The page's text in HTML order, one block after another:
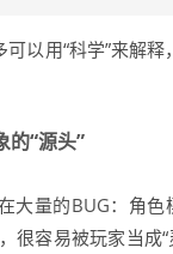
以用“科学”来解
的“源头”
大量的BUG：角
容易被玩家当成